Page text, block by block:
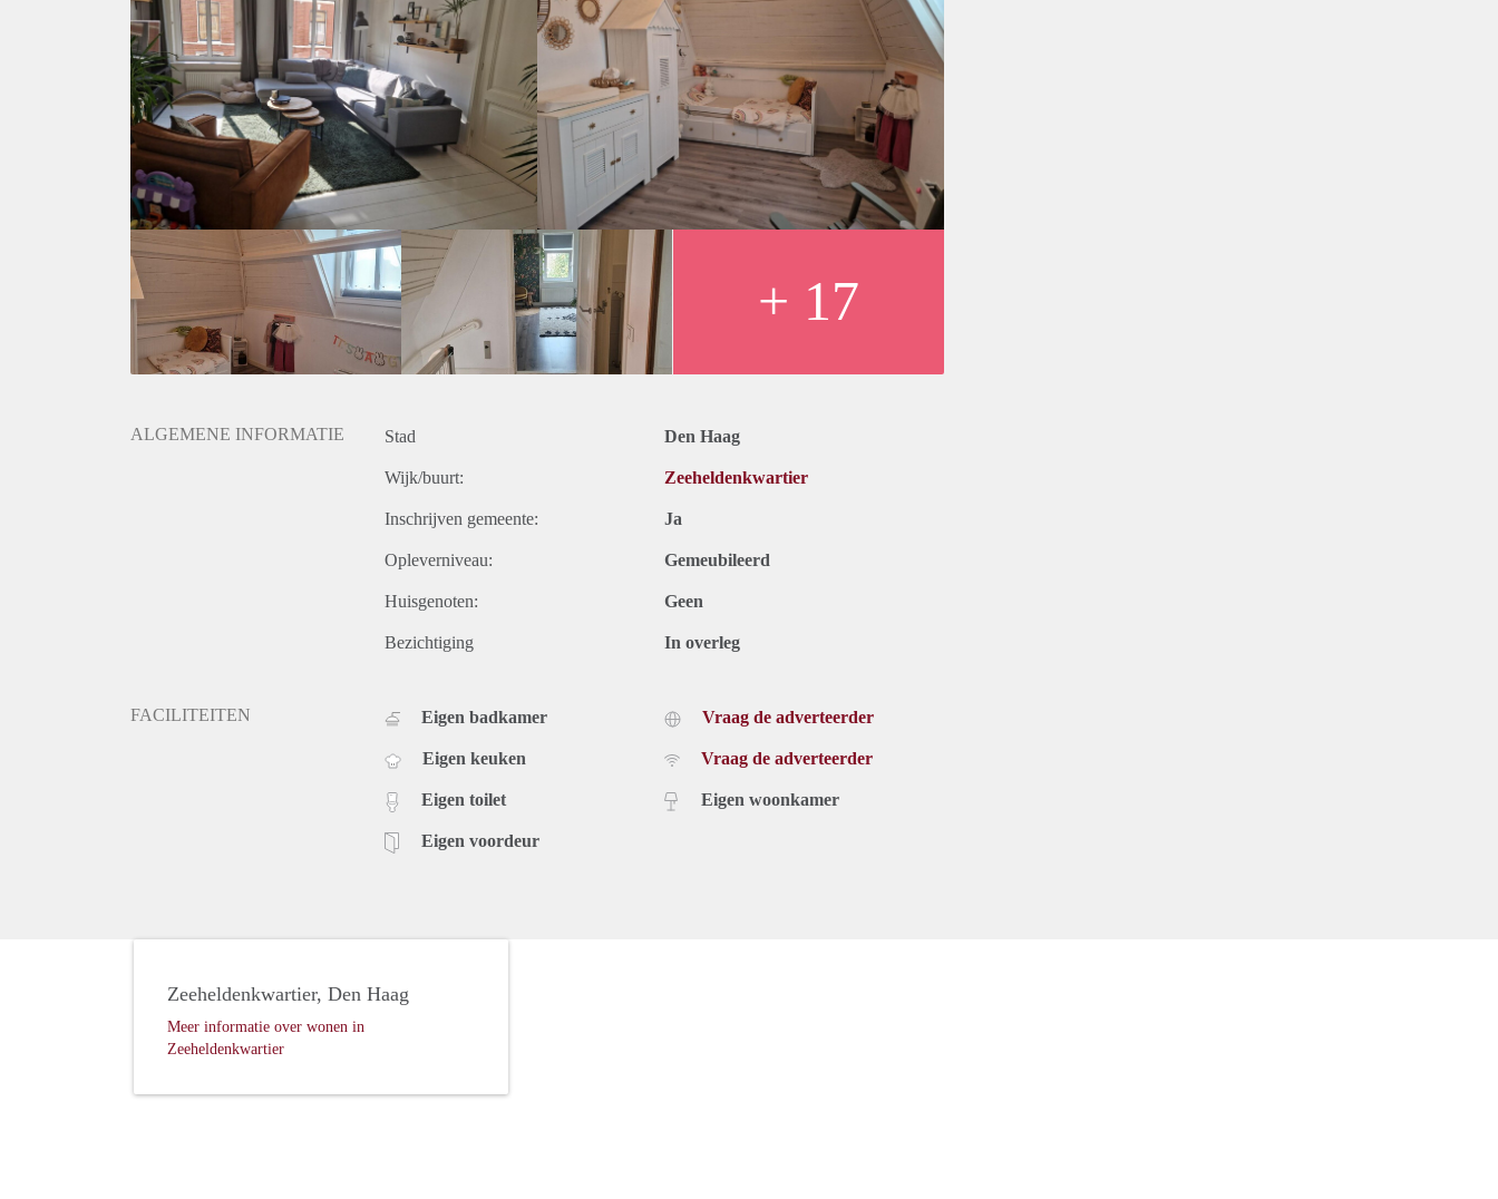
Per direct beschikbaar!
+ 17
ALGEMENE INFORMATIE Stad Den Haag
Wijk/buurt: Zeeheldenkwartier
Inschrijven gemeente: Ja
Opleverniveau: Gemeubileerd
Huisgenoten: Geen
Bezichtiging In overleg
FACILITEITEN Eigen badkamer
Eigen keuken
Eigen toilet
Eigen voordeur
Vraag de adverteerder
Vraag de adverteerder
Eigen woonkamer
Zeeheldenkwartier, Den Haag
Meer informatie over wonen in
Zeeheldenkwartier